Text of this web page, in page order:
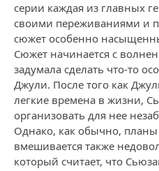
серии каждая из главных
своими переживаниями и
сюжет особенно
Сюжет начинается с
задумала сделать что-то
Джули. После того как
легкие времена в жизни,
организовать для нее
Однако, как обычно, планы
вмешивается также
который считает, что